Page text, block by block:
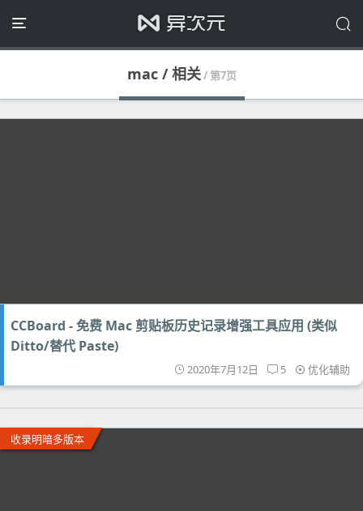
mac / 相关/ 第7页
CCBoard - 免费 Mac 剪贴板历史记录增强工具应用 (类似
Ditto/替代 Paste)
2020年7月12日 5 优化辅助
收录明暗多版本